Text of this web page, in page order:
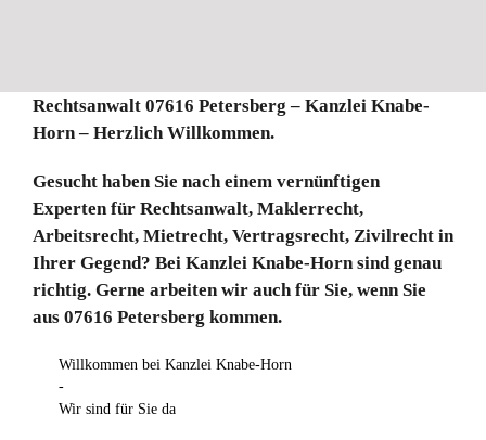
Rechtsanwalt 07616 Petersberg – Kanzlei Knabe-
Horn – Herzlich Willkommen.
Gesucht haben Sie nach einem vernünftigen
Experten für Rechtsanwalt, Maklerrecht,
Arbeitsrecht, Mietrecht, Vertragsrecht, Zivilrecht in
Ihrer Gegend? Bei Kanzlei Knabe-Horn sind genau
richtig. Gerne arbeiten wir auch für Sie, wenn Sie
aus 07616 Petersberg kommen.
Willkommen bei Kanzlei Knabe-Horn
-
Wir sind für Sie da